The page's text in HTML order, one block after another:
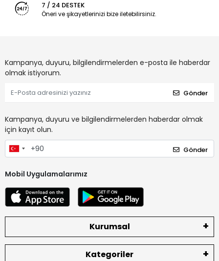
7 / 24 DESTEK
Öneri ve şikayetlerinizi bize iletebilirsiniz.
Kampanya, duyuru, bilgilendirmelerden e-posta ile haberdar
olmak istiyorum.
Gönder
Kampanya, duyuru ve bilgilendirmelerden haberdar olmak
için kayıt olun.
Gönder
Mobil Uygulamalarımız
Kurumsal
Kategoriler